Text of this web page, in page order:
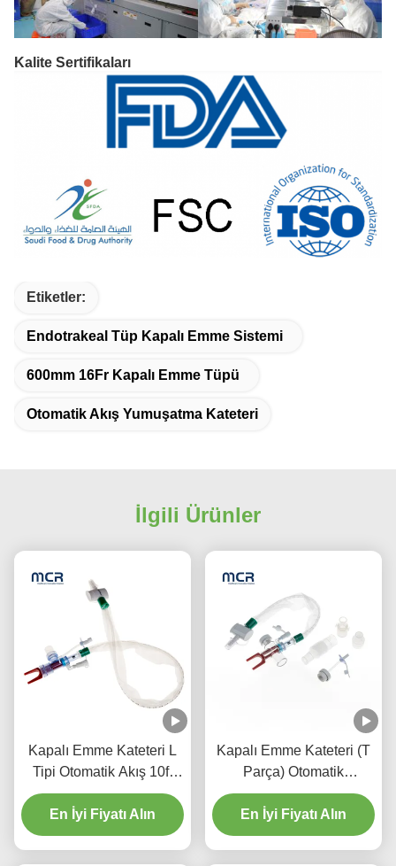
Kalite Sertifikaları
Etiketler:
Endotrakeal Tüp Kapalı Emme Sistemi
600mm 16Fr Kapalı Emme Tüpü
Otomatik Akış Yumuşatma Kateteri
İlgili Ürünler
Kapalı Emme Kateteri L
Tipi Otomatik Akış 10fr
72h Hastane için Çift
Döner Dirseği
En İyi Fiyatı Alın
Kapalı Emme Kateteri (T
Parça) Otomatik
Çöpeleme 72H
Yetişkinler İçin
En İyi Fiyatı Alın